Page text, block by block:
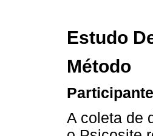
Estudo
Método
A coleta de